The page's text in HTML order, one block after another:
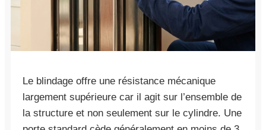
Le blindage offre une résistance mécanique
largement supérieure car il agit sur l’ensemble de
la structure et non seulement sur le cylindre. Une